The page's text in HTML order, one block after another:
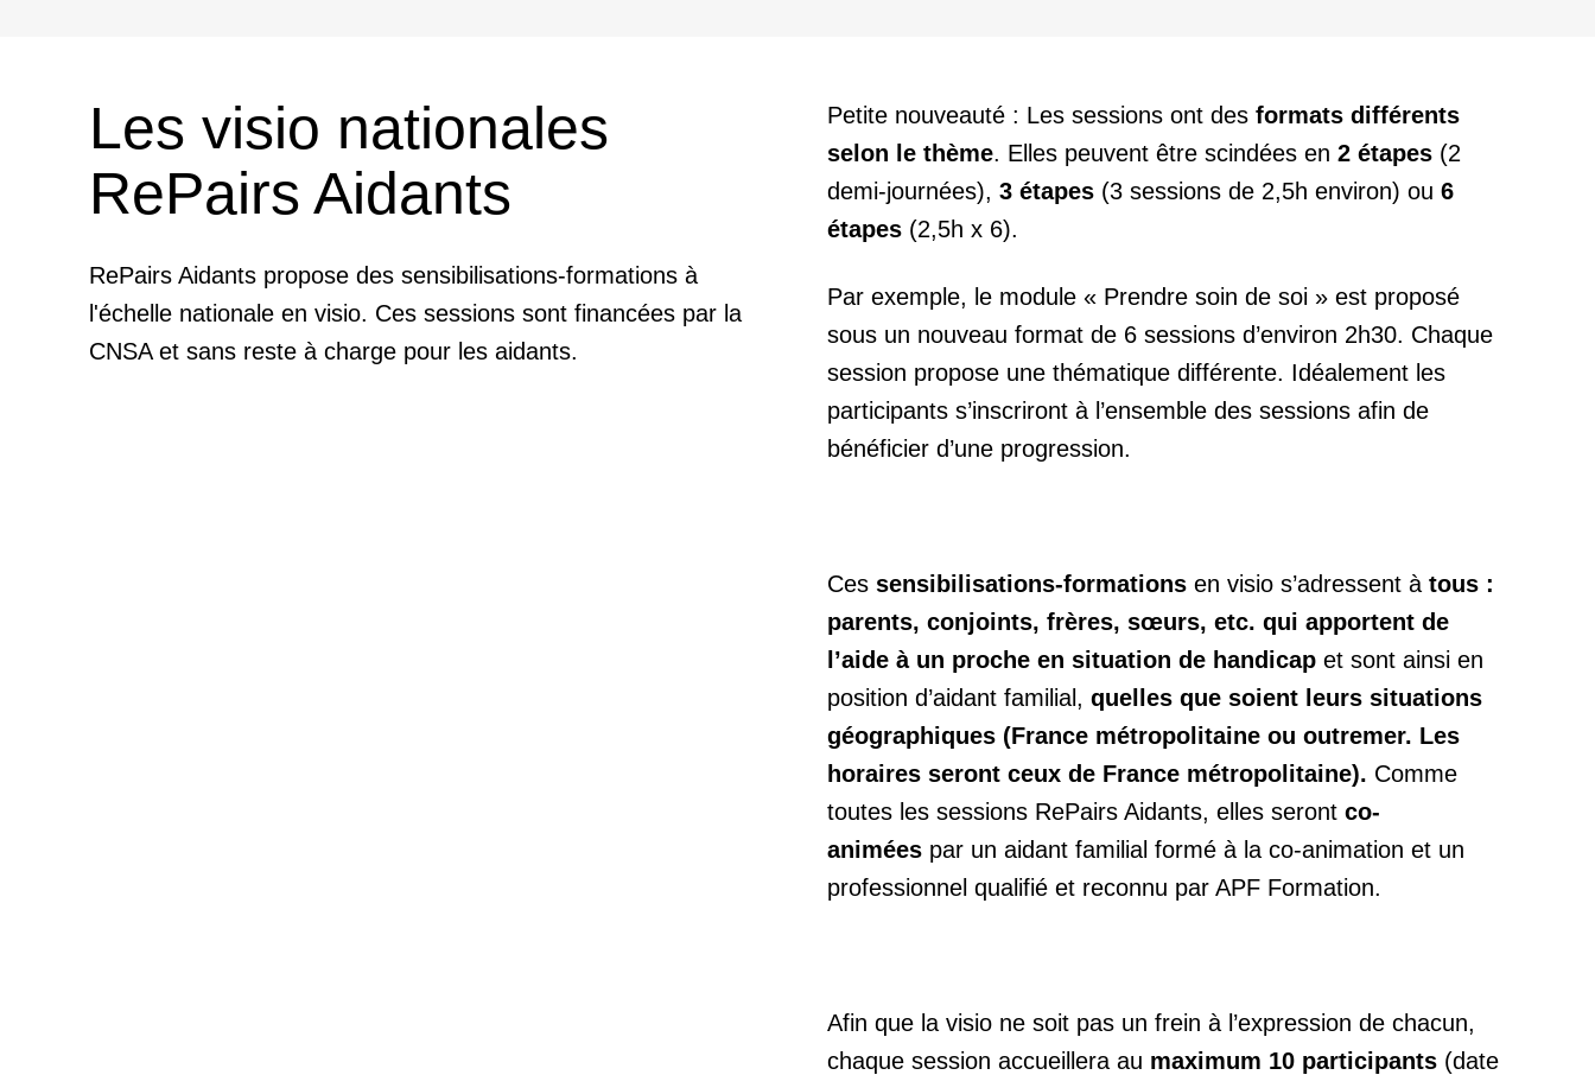
Les visio nationales
RePairs Aidants
RePairs Aidants propose des sensibilisations-formations à
l'échelle nationale en visio. Ces sessions sont financées par la
CNSA et sans reste à charge pour les aidants.
Petite nouveauté : Les sessions ont des formats différents
selon le thème. Elles peuvent être scindées en 2 étapes (2
demi-journées), 3 étapes (3 sessions de 2,5h environ) ou 6
étapes (2,5h x 6).
Par exemple, le module « Prendre soin de soi » est proposé
sous un nouveau format de 6 sessions d’environ 2h30. Chaque
session propose une thématique différente. Idéalement les
participants s’inscriront à l’ensemble des sessions afin de
bénéficier d’une progression.
Ces sensibilisations-formations en visio s’adressent à tous :
parents, conjoints, frères, sœurs, etc. qui apportent de
l’aide à un proche en situation de handicap et sont ainsi en
position d’aidant familial, quelles que soient leurs situations
géographiques (France métropolitaine ou outremer. Les
horaires seront ceux de France métropolitaine). Comme
toutes les sessions RePairs Aidants, elles seront co-
animées par un aidant familial formé à la co-animation et un
professionnel qualifié et reconnu par APF Formation.
Afin que la visio ne soit pas un frein à l’expression de chacun,
chaque session accueillera au maximum 10 participants (date